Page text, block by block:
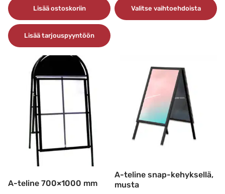
Lisää ostoskoriin
Lisää tarjouspyyntöön
Valitse vaihtoehdoista
muunnelma.
valinnat
tuotteen
sivulla.
A-teline 700×1000 mm
A-teline snap-kehyksellä,
musta